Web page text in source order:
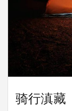
骑行滇藏